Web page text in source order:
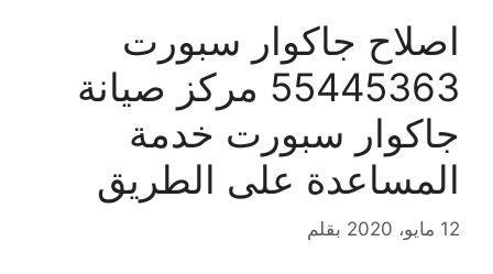
اصلاح جاكوار سبورت
55445363 مركز صيانة
جاكوار سبورت خدمة
المساعدة على الطريق
12 مايو، 2020 بقلم